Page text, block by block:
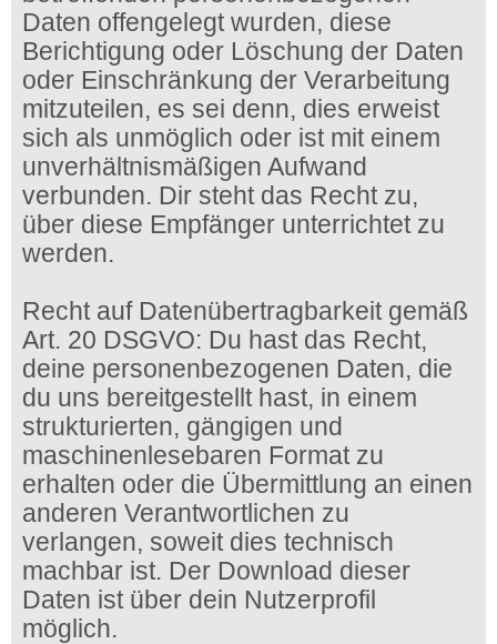
Daten offengelegt wurden, diese
Berichtigung oder Löschung der Daten
oder Einschränkung der Verarbeitung
mitzuteilen, es sei denn, dies erweist
sich als unmöglich oder ist mit einem
unverhältnismäßigen Aufwand
verbunden. Dir steht das Recht zu,
über diese Empfänger unterrichtet zu
werden.
Recht auf Datenübertragbarkeit gemäß
Art. 20 DSGVO: Du hast das Recht,
deine personenbezogenen Daten, die
du uns bereitgestellt hast, in einem
strukturierten, gängigen und
maschinenlesebaren Format zu
erhalten oder die Übermittlung an einen
anderen Verantwortlichen zu
verlangen, soweit dies technisch
machbar ist. Der Download dieser
Daten ist über dein Nutzerprofil
möglich.